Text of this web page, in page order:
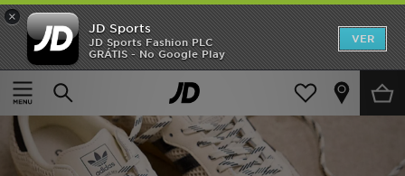
×
JD Sports
JD Sports Fashion PLC
GRÁTIS - No Google Play
VER
INÍCIO
Promoções
NOVIDADES
HOMEM